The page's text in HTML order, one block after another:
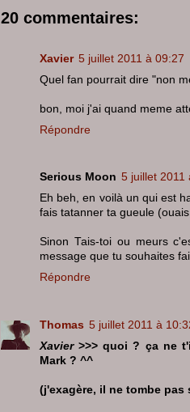
20 commentaires:
Xavier 5 juillet 2011 à 09:27
Quel fan pourrait dire "non
bon, moi j'ai quand meme
Répondre
Serious Moon 5 juillet 2011
Eh beh, en voilà un qui est
fais tatanner ta gueule
Sinon Tais-toi ou meurs
message que tu souhaites
Répondre
Thomas 5 juillet 2011 à
Xavier>>> quoi ? ça ne
Mark ? ^^
(j'exagère, il ne tombe pas